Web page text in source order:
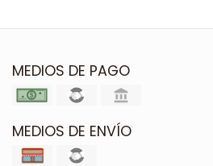
MEDIOS DE PAGO
MEDIOS DE ENVÍO